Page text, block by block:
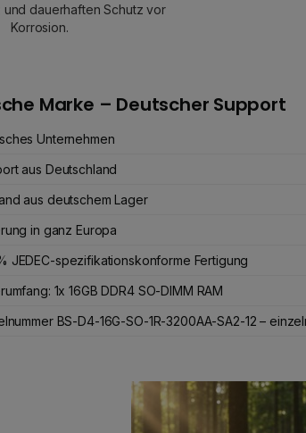
und dauerhaften Schutz vor
Korrosion.
Marke – Deutscher Support
Unternehmen
aus Deutschland
aus deutschem Lager
in ganz Europa
JEDEC-spezifikationskonforme Fertigung
1x 16GB DDR4 SO-DIMM RAM
BS-D4-16G-SO-1R-3200AA-SA2-12 –